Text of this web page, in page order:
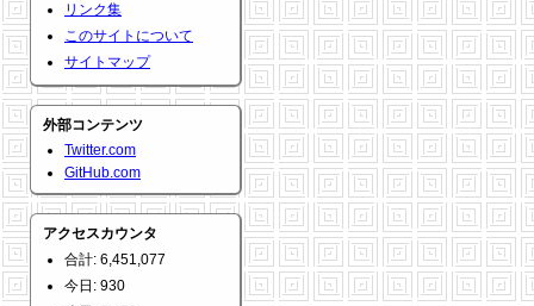
リンク集
このサイトについて
サイトマップ
外部コンテンツ
Twitter.com
GitHub.com
アクセスカウンタ
合計: 6,451,077
今日: 930